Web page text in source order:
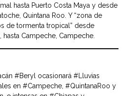
hasta Puerto Costa Maya y desde
Quintana Roo. Y “zona de
de tormenta tropical” desde
hasta Campeche, Campeche.
#Beryl ocasionará #Lluvias
en #Campeche, #QuintanaRoo y